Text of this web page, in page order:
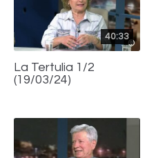
40:33
La Tertulia 1/2
(19/03/24)